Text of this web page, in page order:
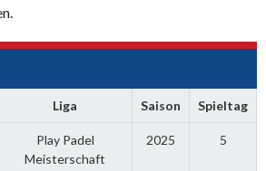
Liga Saison Spieltag
Play Padel
Meisterschaft
2025 5